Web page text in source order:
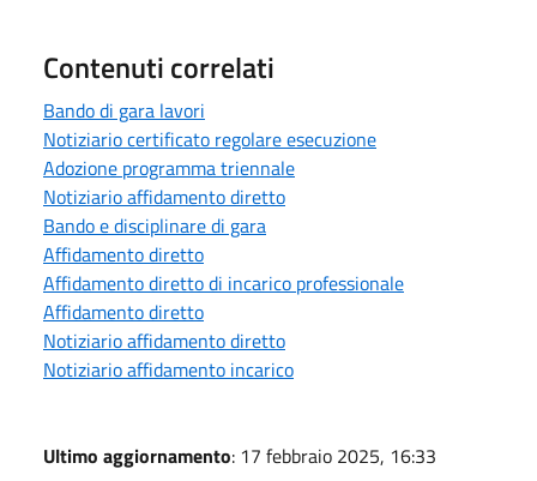
Contenuti correlati
Bando di gara lavori
Notiziario certificato regolare esecuzione
Adozione programma triennale
Notiziario affidamento diretto
Bando e disciplinare di gara
Affidamento diretto
Affidamento diretto di incarico professionale
Affidamento diretto
Notiziario affidamento diretto
Notiziario affidamento incarico
Ultimo aggiornamento: 17 febbraio 2025, 16:33